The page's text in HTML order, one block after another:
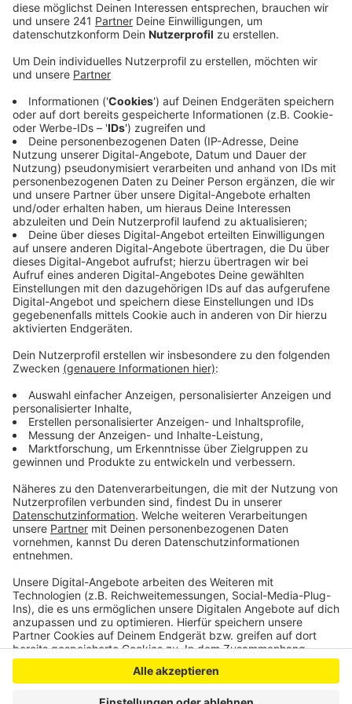
Anzeige
Anzeige
Kontrolle über das Auto verloren - wegen
Sekundenschlaf?
Anzeige
In Much hat es am Samstagmorgen einen schweren
Autounfall gegeben. Die 45-jährige Fahrerin eines
Autos wurde dabei schwer verletzt. Laut Kreis-Polizei
war die Frau aus Gummersbach auf der B56 von Much
in Richtung Drabenderhöhe unterwegs. Aus bisher noch
ungeklärter Ursache verlor sie dann kurz hinter
Wellerscheid in einer Kurve die Kontrolle über ihr Auto
verletzt, konnte sich aber selbst aus dem Auto
befreien. Sie wurde mit einem Rettungshubschrauber
ins Krankenhaus geflogen. Die Kreis-Polizei geht davon
aus, dass ein Sekundenschlaf der Frau der Grund für
den Unfall gewesen sein könnte.
Anzeige
Anzeige